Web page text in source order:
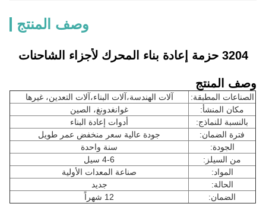
وصف المنتج
3204 حزمة إعادة بناء المحرك لأجزاء الشاحنات
وصف المنتج
الصناعات المطبقة:
آلات الهندسة،آلات البناء،آلات التعدين، غيرها
مكان المنشأ:
غوانغدونغ، الصين
بالنسبة للنماذج:
أدوات إعادة البناء
فترة الضمان:
جودة عالية سعر منخفض عمر طويل
الجودة:
سنة واحدة
من السيلز:
4-6 سيل
المواد:
صناعة المعدات الأولية
الحالة:
جديد
الضمان:
12 شهراً